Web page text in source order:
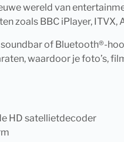
wereld van
zoals BBC iPlayer, ITVX,
of Bluetooth®-
waardoor je foto’s,
HD satellietdecoder